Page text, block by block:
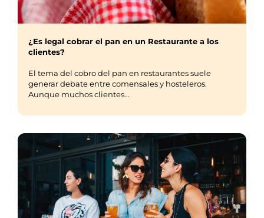
¿Es legal cobrar el pan en un Restaurante a los
clientes?
El tema del cobro del pan en restaurantes suele
generar debate entre comensales y hosteleros.
Aunque muchos clientes...